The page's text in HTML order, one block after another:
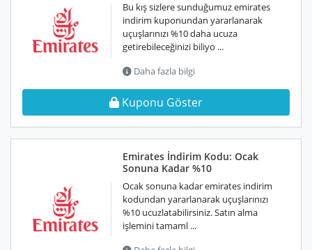
Bu kış sizlere sunduğumuz emirates
indirim kuponundan yararlanarak
uçuşlarınızı %10 daha ucuza
getirebileceğinizi biliyo ...
Daha fazla bilgi
Kuponu Göster
Emirates İndirim Kodu: Ocak
Sonuna Kadar %10
Ocak sonuna kadar emirates indirim
kodundan yararlanarak uçuşlarınızı
%10 ucuzlatabilirsiniz. Satın alma
işlemini tamaml ...